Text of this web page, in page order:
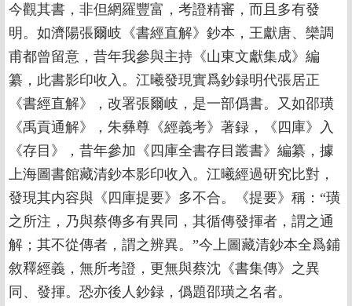
今觀其書，非但網羅豐富，考證精審，而且多有發
明。如濟陽張爾岐《書經直解》鈔本，王獻唐、欒調
甫都曾留意，昔年我參與主持《山東文獻集成》編
纂，此書影印收入。江曦發現實爲鈔録明代張居正
《書經直解》，改署張爾岐，是一部僞書。又如邵璜
《禹貢通解》，朱彝尊《經義考》著録，《四庫》入
《存目》，昔年參加《四庫全書存目叢書》編纂，據
上海圖書館藏清鈔本影印收入。江曦經過研究比對，
發現其内容與《四庫提要》多不合。《提要》稱：“璜
之所注，乃與蔡傳多有異同，其循傳發揮者，謂之通
解；其不從傳者，謂之辨異。”今上圖藏清鈔本全爲鋪
敘釋經義，無所考證，更無與蔡沈《書集傳》之異
同、發揮。恐亦後人鈔録，僞題邵璜之名者。